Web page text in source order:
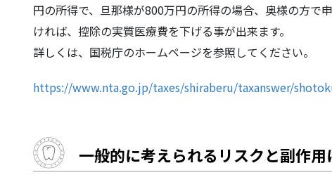
円の所得で、旦那様が800万円の所得の場合、奥様の方で
ければ、控除の実質医療費を下げる事が出来ます。
詳しくは、国税庁のホームページを参照してください。
https://www.nta.go.jp/taxes/shiraberu/taxanswer/
一般的に考えられるリスクと副作用